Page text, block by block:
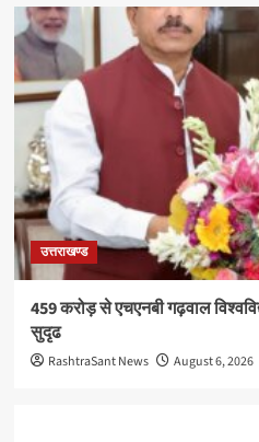
उत्तराखण्ड
459 करोड़ से एचएनबी गढ़वाल
सुदृढ
RashtraSant News August 6, 2026